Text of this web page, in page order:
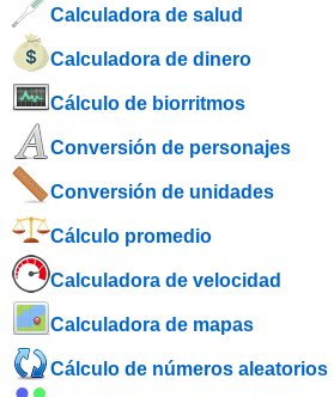
Calculadora de salud
Calculadora de dinero
Cálculo de biorritmos
Conversión de personajes
Conversión de unidades
Cálculo promedio
Calculadora de velocidad
Calculadora de mapas
Cálculo de números aleatorios